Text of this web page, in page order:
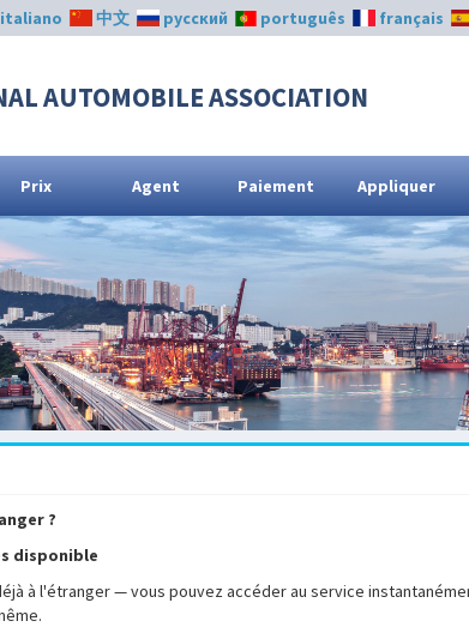
AUTOMOBILE ASSOCIATION
italiano 中文 русский português français
Prix Agent Paiement Appliquer
?
disponible
à l'étranger — vous pouvez accéder au service